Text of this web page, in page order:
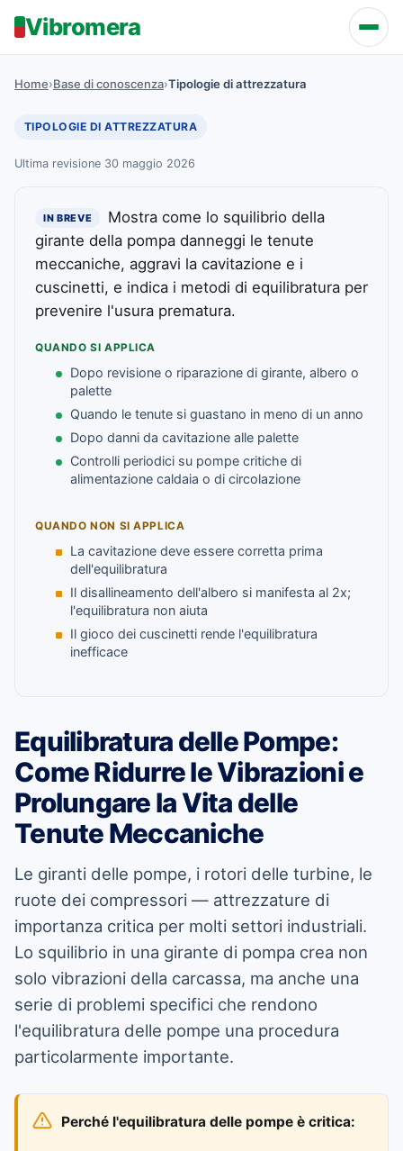
Vibromera
Home›Base di conoscenza›Tipologie di attrezzatura
TIPOLOGIE DI ATTREZZATURA
Ultima revisione 30 maggio 2026
IN BREVE
Mostra come lo squilibrio della
girante della pompa danneggi le tenute
meccaniche, aggravi la cavitazione e i
cuscinetti, e indica i metodi di equilibratura per
prevenire l'usura prematura.
QUANDO SI APPLICA
Dopo revisione o riparazione di girante, albero o
palette
Quando le tenute si guastano in meno di un anno
Dopo danni da cavitazione alle palette
Controlli periodici su pompe critiche di
alimentazione caldaia o di circolazione
QUANDO NON SI APPLICA
La cavitazione deve essere corretta prima
dell'equilibratura
Il disallineamento dell'albero si manifesta al 2x;
l'equilibratura non aiuta
Il gioco dei cuscinetti rende l'equilibratura
inefficace
Equilibratura delle Pompe:
Come Ridurre le Vibrazioni e
Prolungare la Vita delle
Tenute Meccaniche
Le giranti delle pompe, i rotori delle turbine, le
ruote dei compressori — attrezzature di
importanza critica per molti settori industriali.
Lo squilibrio in una girante di pompa crea non
solo vibrazioni della carcassa, ma anche una
serie di problemi specifici che rendono
l'equilibratura delle pompe una procedura
particolarmente importante.
Perché l'equilibratura delle pompe è critica: